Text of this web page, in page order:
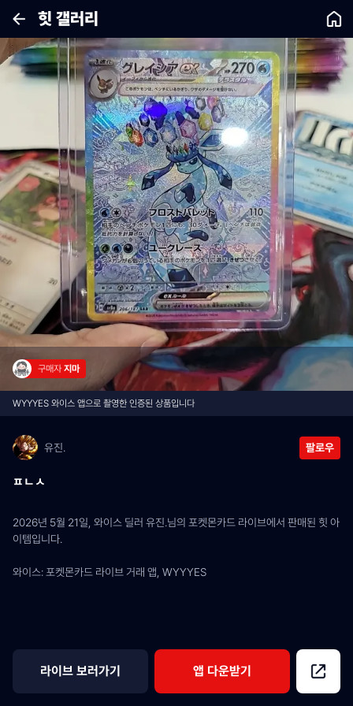
힛 갤러리
구매자 지마
WYYYES 와이스 앱으로 촬영한 인증된 상품입니다
유진. 팔로우
ㅍㄴㅅ
2026년 5월 21일, 와이스 딜러 유진.님의 포켓몬카드 라이브에서 판매된 힛 아
이템입니다.
와이스: 포켓몬카드 라이브 거래 앱, WYYYES
라이브 보러가기 앱 다운받기